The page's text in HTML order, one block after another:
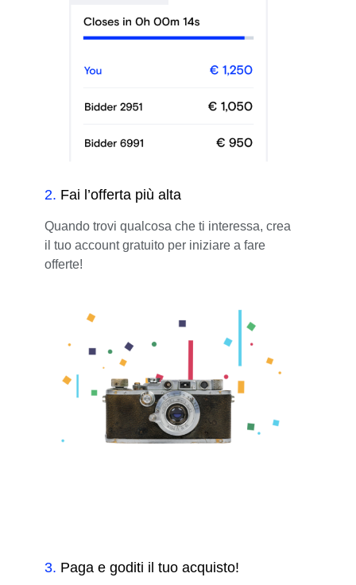
2. Fai l’offerta più alta
Quando trovi qualcosa che ti interessa, crea
il tuo account gratuito per iniziare a fare
offerte!
3. Paga e goditi il tuo acquisto!